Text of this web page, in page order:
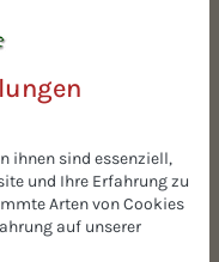
APFEL
Apfel-
und heimische
ihnen sind essenziell,
und Ihre Erfahrung zu
Arten von Cookies
auf unserer